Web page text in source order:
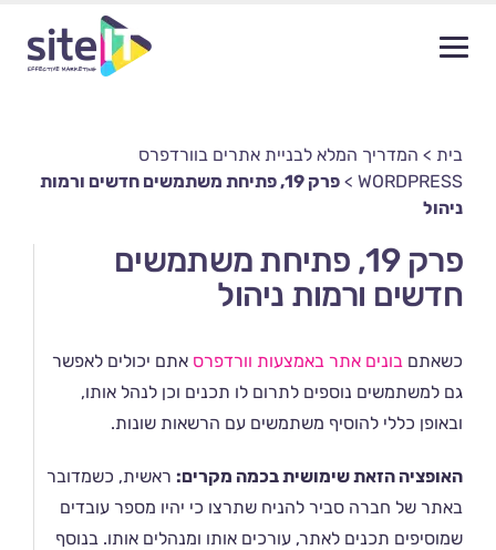
בית > המדריך המלא לבניית אתרים בוורדפרס
WORDPRESS
>
פרק 19, פתיחת משתמשים חדשים ורמות
ניהול
פרק 19, פתיחת משתמשים
חדשים ורמות ניהול
כשאתם בונים אתר באמצעות וורדפרס אתם יכולים לאפשר
גם למשתמשים נוספים לתרום לו תכנים וכן לנהל אותו,
ובאופן כללי להוסיף משתמשים עם הרשאות שונות.
האופציה הזאת שימושית בכמה מקרים: ראשית, כשמדובר
באתר של חברה סביר להניח שתרצו כי יהיו מספר עובדים
שמוסיפים תכנים לאתר, עורכים אותו ומנהלים אותו. בנוסף